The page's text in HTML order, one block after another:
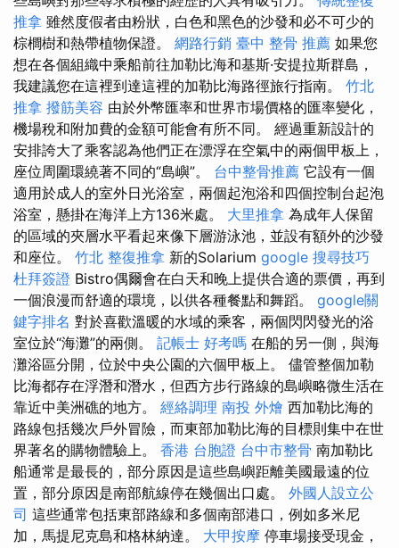
推拿 雖然度假者由粉狀，白色和黑色的沙發和必不可少的
棕櫚樹和熱帶植物保證。 網路行銷 臺中 整骨 推薦 如果您
想在各個組織中乘船前往加勒比海和基斯·安提拉斯群島，
我建議您在這裡到達這裡的加勒比海路徑旅行指南。 竹北
推拿 撥筋美容 由於外幣匯率和世界市場價格的匯率變化，
機場稅和附加費的金額可能會有所不同。 經過重新設計的
安排誇大了乘客認為他們正在漂浮在空氣中的兩個甲板上，
座位周圍環繞著不同的“島嶼”。 台中整骨推薦 它設有一個
適用於成人的室外日光浴室，兩個起泡浴和四個控制台起泡
浴室，懸掛在海洋上方136米處。 大里推拿 為成年人保留
的區域的夾層水平看起來像下層游泳池，並設有額外的沙發
和座位。 竹北 整復推拿 新的Solarium google 搜尋技巧
杜拜簽證 Bistro偶爾會在白天和晚上提供合適的票價，再到
一個浪漫而舒適的環境，以供各種餐點和舞蹈。 google關
鍵字排名 對於喜歡溫暖的水域的乘客，兩個閃閃發光的浴
室位於“海灘”的兩側。 記帳士 好考嗎 在船的另一側，與海
灘浴區分開，位於中央公園的六個甲板上。 儘管整個加勒
比海都存在浮潛和潛水，但西方步行路線的島嶼略微生活在
靠近中美洲礁的地方。 經絡調理 南投 外燴 西加勒比海的
路線包括幾次戶外冒險，而東部加勒比海的目標則集中在世
界著名的購物體驗上。 香港 台胞證 台中市整骨 南加勒比
船通常是最長的，部分原因是這些島嶼距離美國最遠的位
置，部分原因是南部航線停在幾個出口處。 外國人設立公
司 這些通常包括東部路線和多個南部港口，例如多米尼
加，馬提尼克島和格林納達。 大甲按摩 停車場接受現金，